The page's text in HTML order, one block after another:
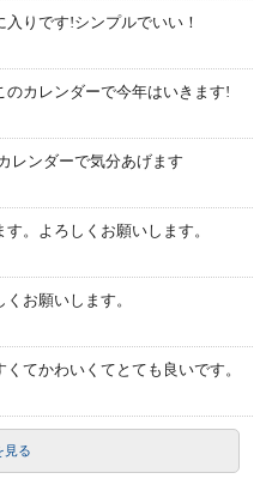
りです!シンプルでいい！
カレンダーで今年はいきます!
レンダーで気分あげます
。よろしくお願いします。
お願いします。
てかわいくてとても良いです。
見る